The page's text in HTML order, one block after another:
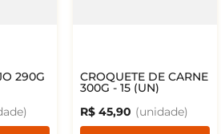
290G CROQUETE DE CARNE
300G - 15 (UN)
R$ 45,90